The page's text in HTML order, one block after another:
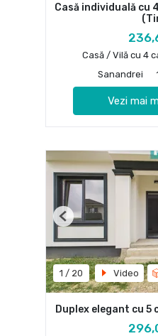
Casă individuală cu
Casă / Vilă cu 4
Sanandrei
Vezi mai
1 / 20 Video
Previous
Duplex elegant cu 5